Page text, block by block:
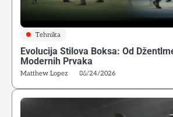
Tehnika
Evolucija Stilova Boksa: Od
Modernih Prvaka
Matthew Lopez 06/24/2026